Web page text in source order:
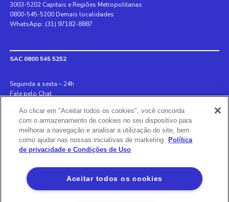
3003-5202 Capitais e Regiões Metropolitanas
0800-545-5200 Demais localidades
WhatsApp: (31) 97182-8887
SAC 0800 545 5252
Segunda a sexta – 24h
Fale pelo Chat
Internacional +55 31 3078 8152
Deficiente auditivo 0800 970 6993
Ouvidoria 0800 726 8889
Banco BS2
Via Olímpia, São Paulo, SP 04547-130, Brasil, 3003-5202
Ao clicar em "Aceitar todos os cookies", você concorda
com o armazenamento de cookies no seu dispositivo para
melhorar a navegação e analisar a utilização do site, bem
como ajudar nas nossas iniciativas de marketing. Política
de privacidade e Condições de Uso
Aceitar todos os cookies